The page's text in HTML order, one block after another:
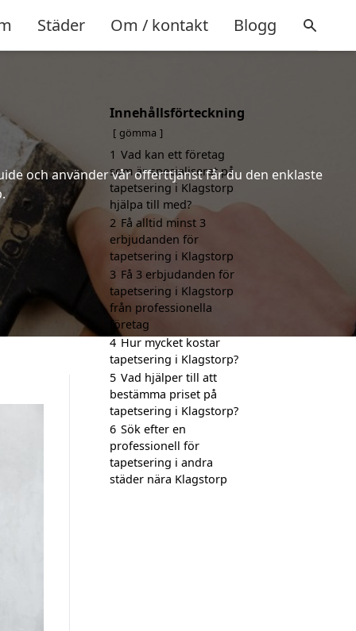
Städer Om / kontakt Blogg
och använder vår offerttjänst får du den enklaste
Innehållsförteckning
gömma
1 Vad kan ett företag
som är specialiserat på
tapetsering i Klagstorp
hjälpa till med?
2 Få alltid minst 3
erbjudanden för
tapetsering i Klagstorp
3 Få 3 erbjudanden för
tapetsering i Klagstorp
från professionella
företag
4 Hur mycket kostar
tapetsering i Klagstorp?
5 Vad hjälper till att
bestämma priset på
tapetsering i Klagstorp?
6 Sök efter en
professionell för
tapetsering i andra
städer nära Klagstorp